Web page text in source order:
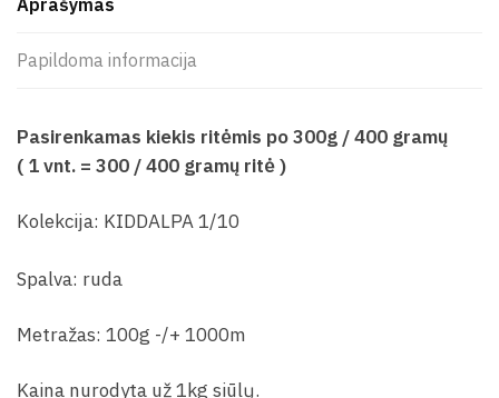
Papildoma informacija
Pasirenkamas kiekis ritėmis po 300g / 400 gramų
( 1 vnt. = 300 / 400 gramų ritė )
Kolekcija: KIDDALPA 1/10
Spalva: ruda
Metražas: 100g -/+ 1000m
Kaina nurodyta už 1kg siūlų.